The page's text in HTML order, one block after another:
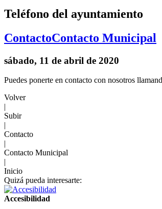
Teléfono del ayuntamiento
ContactoContacto Municipal
sábado, 11 de abril de 2020
Puedes ponerte en contacto con nosotros
Volver
|
Subir
|
Contacto
|
Contacto Municipal
|
Inicio
Quizá pueda interesarte:
Accesibilidad